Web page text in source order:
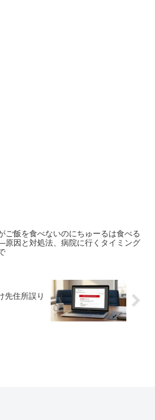
ご飯を食べないのにちゅーるは食べる
因と対処法、病院に行くタイミング
先住所誤り